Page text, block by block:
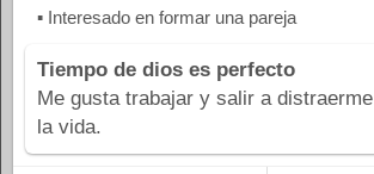
▪ Interesado en formar una pareja
Tiempo de dios es perfecto
Me gusta trabajar y salir a
la vida.